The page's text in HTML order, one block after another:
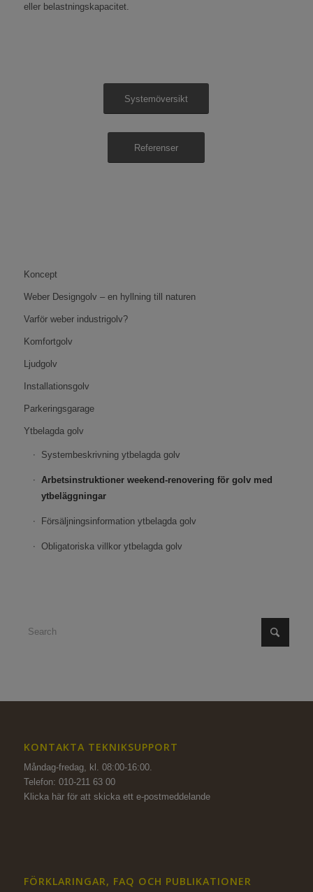
eller belastningskapacitet.
Systemöversikt
Referenser
Koncept
Weber Designgolv – en hyllning till naturen
Varför weber industrigolv?
Komfortgolv
Ljudgolv
Installationsgolv
Parkeringsgarage
Ytbelagda golv
Systembeskrivning ytbelagda golv
Arbetsinstruktioner weekend-renovering för golv med
ytbeläggningar
Försäljningsinformation ytbelagda golv
Obligatoriska villkor ytbelagda golv
KONTAKTA TEKNIKSUPPORT
Måndag-fredag, kl. 08:00-16:00.
Telefon: 010-211 63 00
Klicka här för att skicka ett e-postmeddelande
FÖRKLARINGAR, FAQ OCH PUBLIKATIONER